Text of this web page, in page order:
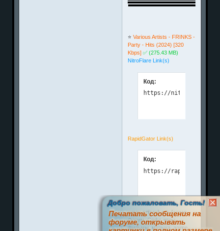
⭐️Various Artists - FRINKS -
Party - Hits (2024) [320
Kbps] ✅ (275.43 MB)
NitroFlare Link(s)
Код:
https://nitroflare.com/
RapidGator Link(s)
Код:
https://rapidgator.net/
www.prizrak.wsАниме
Форум. Софт, игры,
фильмы, музыка, anime
Добро пожаловать, Гость!
Печатать сообщения на
форуме, открывать